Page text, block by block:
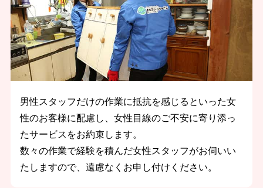
男性スタッフだけの作業に抵抗を感じるといった女
性のお客様に配慮し、女性目線のご不安に寄り添っ
たサービスをお約束します。
数々の作業で経験を積んだ女性スタッフがお伺いい
たしますので、遠慮なくお申し付けください。